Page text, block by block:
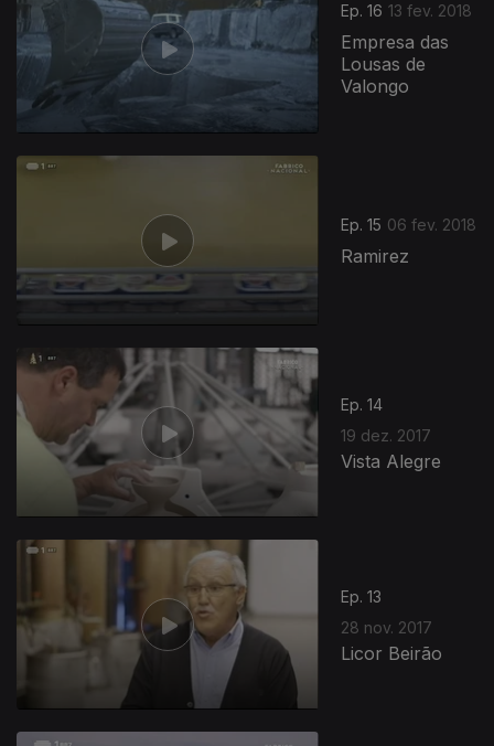
Ep. 16 13 fev. 2018
Empresa das
Lousas de
Valongo
Ep. 15 06 fev. 2018
Ramirez
Ep. 14
19 dez. 2017
Vista Alegre
Ep. 13
28 nov. 2017
Licor Beirão